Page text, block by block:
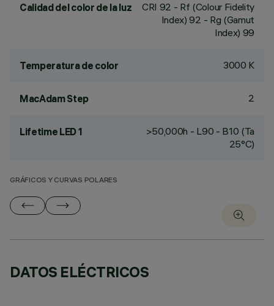
Calidad del color de la luz CRI 92 - Rf (Colour Fidelity
Index) 92 - Rg (Gamut
Index) 99
Temperatura de color 3000 K
MacAdam Step 2
Lifetime LED 1
>50,000h - L90 - B10 (Ta
25°C)
GRÁFICOS Y CURVAS POLARES
DATOS ELÉCTRICOS